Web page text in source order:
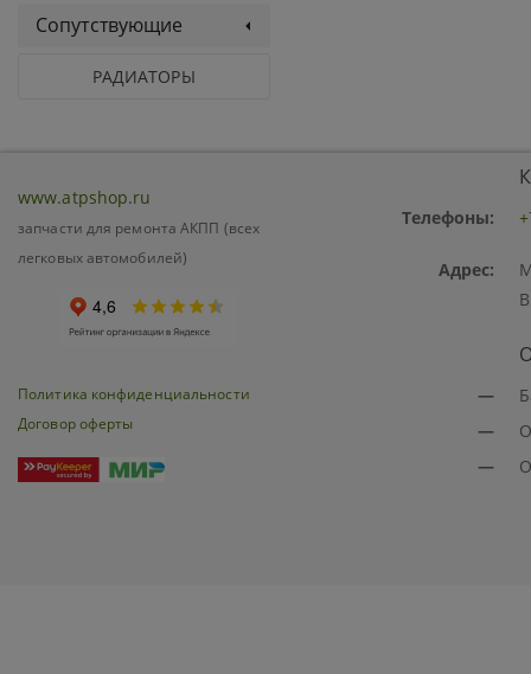
Сопутствующие
РАДИАТОРЫ
www.atpshop.ru
запчасти для ремонта АКПП (всех
легковых автомобилей)
Политика конфиденциальности
Договор оферты
Телефоны:
Адрес:
—
—
—